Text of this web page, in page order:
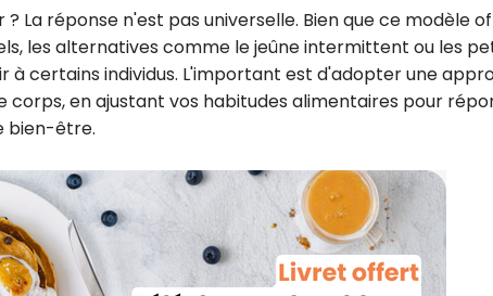
La réponse n'est pas universelle. Bien que ce modèle
les alternatives comme le jeûne intermittent ou les
à certains individus. L'important est d'adopter une
corps, en ajustant vos habitudes alimentaires pour
bien-être.